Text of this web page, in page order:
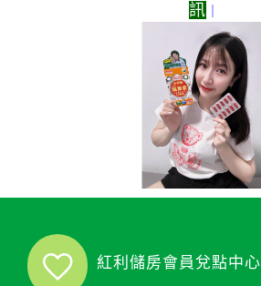
訊
紅利儲房會員兌點中心